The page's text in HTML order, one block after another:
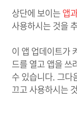
상단에 보이는앱
사용하시는 것을
이 앱 업데이트가
드를 열고 앱을 쓰
수 있습니다. 그다
끄고 사용하시는